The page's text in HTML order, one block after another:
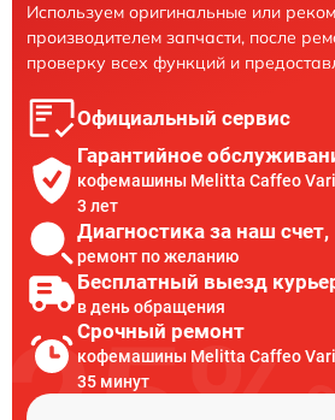
Используем оригинальные или
производителем запчасти, после
проверку всех функций и
Официальный сервис
Гарантийное
кофемашины Melitta Caffeo
3 лет
Диагностика за наш счет,
ремонт по желанию
Бесплатный выезд
в день обращения
Срочный ремонт
кофемашины Melitta Caffeo
35 минут